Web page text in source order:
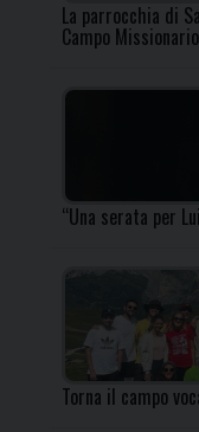
La parrocchia di
Campo Missionario
“Una serata per
Torna il campo